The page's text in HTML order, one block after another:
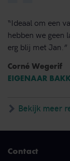
“Ideaal om een
hebben we geen
erg blij met Jan.”
Corné Wegerif
EIGENAAR
Bekijk meer
Contact